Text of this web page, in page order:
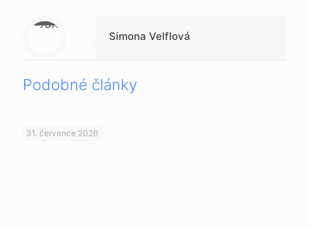
Warning
: Trying to access array offset on null in
/data/d/1/d138f370-fb2d-41ed-8e54-da3f51f0f16a/beppc.online/web/wp-content/themes/betheme-child/includes/content-single.php
on line
286
Simona Velflová
Podobné články
31. července 2026